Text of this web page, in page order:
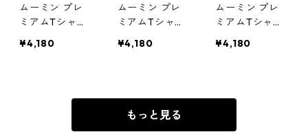
ムーミン プレ
ミアムTシャツ
ク 海のオーケ
¥4,180
ムーミン プレ
ミアムTシャツ
ト 海のオーケ
¥4,180
ムーミン プレ
ミアムTシャツ
ク スナフキン&
¥4,180
もっと見る